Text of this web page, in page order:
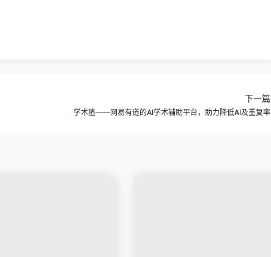
下一篇
学术猹——网易有道的AI学术辅助平台，助力降低AI及重复率